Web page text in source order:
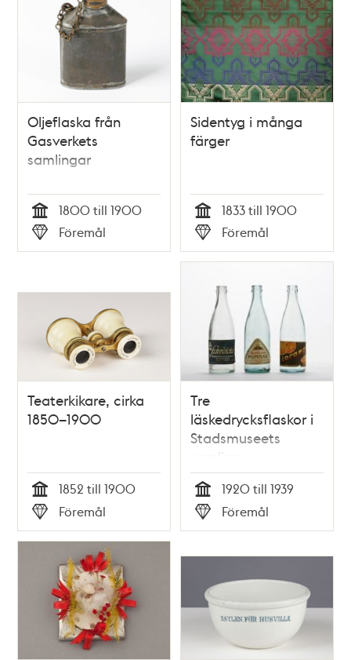
Oljeflaska från
Gasverkets
samlingar
Tid
1800 till 1900
Typ
Föremål
Sidentyg i många
färger
Tid
1833 till 1900
Typ
Föremål
Teaterkikare, cirka
1850–1900
Tid
1852 till 1900
Typ
Föremål
Tre
läskedrycksflaskor i
Stadsmuseets
samling
Tid
1920 till 1939
Typ
Föremål